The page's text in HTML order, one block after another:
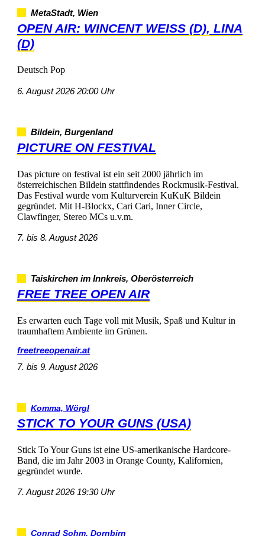
MetaStadt,Wien
OPENAIR:WINCENTWEISS(D),LINA
(D)
DeutschPop
6.August202620:00Uhr
Bildein,Burgenland
PICTUREONFESTIVAL
Daspictureonfestivalisteinseit2000jährlichim
österreichischenBildeinstattfindendesRockmusik-Festival.
DasFestivalwurdevomKulturvereinKuKuKBildein
gegründet.MitH-Blockx,CariCari,InnerCircle,
Clawfinger,StereoMCsu.v.m.
7.bis8.August2026
TaiskirchenimInnkreis,Oberösterreich
FREETREEOPENAIR
EserwarteneuchTagevollmitMusik,SpaßundKulturin
traumhaftemAmbienteimGrünen.
freetreeopenair.at
7.bis9.August2026
Komma,Wörgl
STICKTOYOURGUNS(USA)
StickToYourGunsisteineUS-amerikanischeHardcore-
Band,dieimJahr2003inOrangeCounty,Kalifornien,
gegründetwurde.
7.August202619:30Uhr
ConradSohm,Dornbirn